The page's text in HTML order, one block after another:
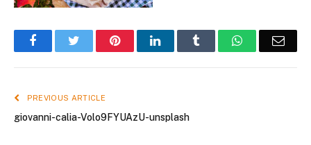
FacebookTwitter PinterestLinkedIn Tumblr WhatsApp
PREVIOUS ARTICLE
giovanni-calia-Volo9FYUAzU-unsplash